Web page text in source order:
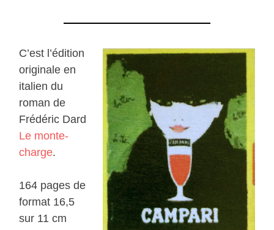
C’est l’édition
originale en
italien du
roman de
Frédéric Dard
Le monte-
charge.
164 pages de
format 16,5
sur 11 cm